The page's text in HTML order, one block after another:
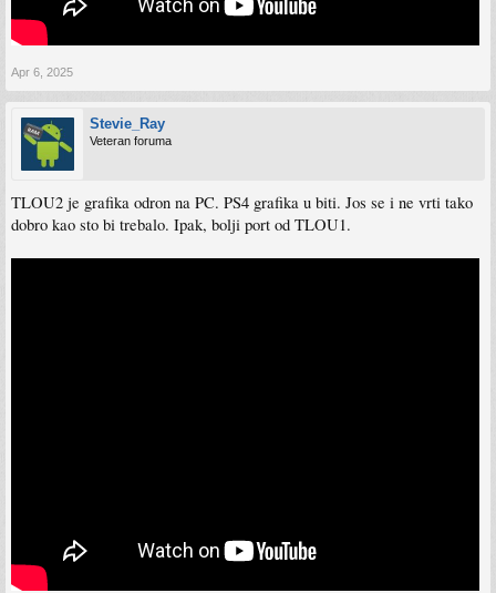
Apr 6, 2025
Stevie_Ray
Veteran foruma
TLOU2 je grafika odron na PC. PS4 grafika u biti. Jos se i ne vrti tako
dobro kao sto bi trebalo. Ipak, bolji port od TLOU1.